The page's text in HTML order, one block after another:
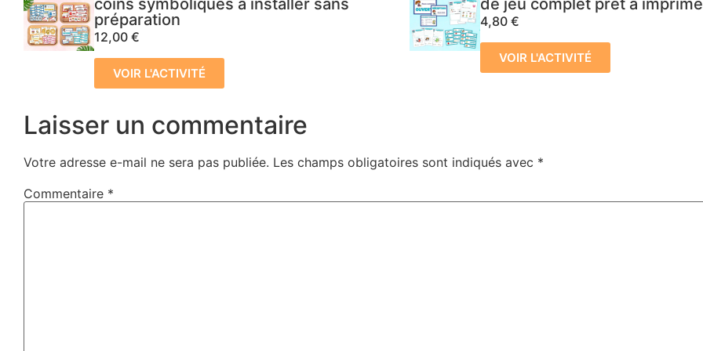
coins symboliques à installer sans
préparation
12,00 €
VOIR L'ACTIVITÉ
de jeu complet prêt à
4,80 €
VOIR L'ACTIVITÉ
Laisser un commentaire
Votre adresse e-mail ne sera pas publiée. Les champs obligatoires sont indiqués avec *
Commentaire *